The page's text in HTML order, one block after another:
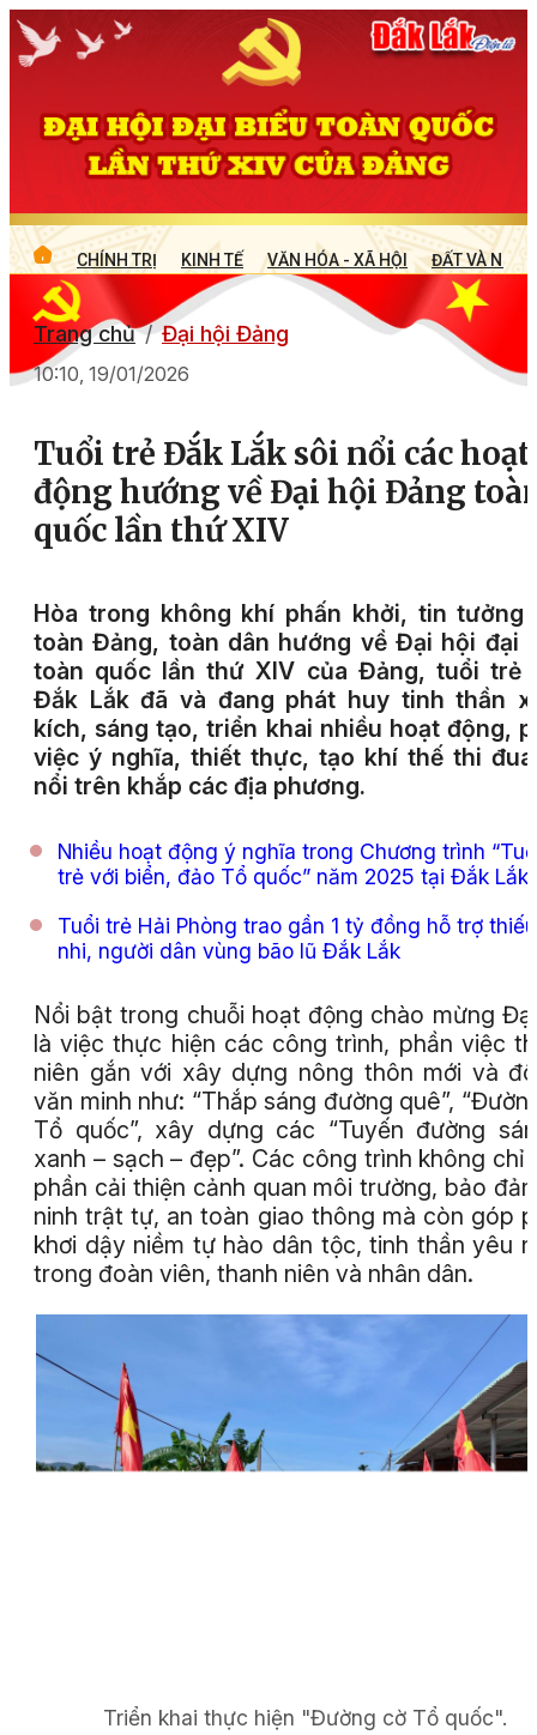
CHÍNH TRỊ KINH TẾ VĂN HÓA - XÃ HỘI ĐẤT VÀ
Trang chủ Đại hội Đảng
10:10, 19/01/2026
Tuổi trẻ Đắk Lắk sôi nổi các hoạt
động hướng về Đại hội Đảng
quốc lần thứ XIV
Hòa trong không khí phấn khởi, tin tưởng
toàn Đảng, toàn dân hướng về Đại hội đại
toàn quốc lần thứ XIV của Đảng, tuổi trẻ
Đắk Lắk đã và đang phát huy tinh thần
kích, sáng tạo, triển khai nhiều hoạt động,
việc ý nghĩa, thiết thực, tạo khí thế thi
nổi trên khắp các địa phương.
Nhiều hoạt động ý nghĩa trong Chương trình
trẻ với biển, đảo Tổ quốc” năm 2025 tại Đắk Lắk
Tuổi trẻ Hải Phòng trao gần 1 tỷ đồng hỗ trợ thiếu
nhi, người dân vùng bão lũ Đắk Lắk
Nổi bật trong chuỗi hoạt động chào mừng
là việc thực hiện các công trình, phần việc
niên gắn với xây dựng nông thôn mới và
văn minh như: “Thắp sáng đường quê”,
Tổ quốc”, xây dựng các “Tuyến đường
xanh – sạch – đẹp”. Các công trình không chỉ
phần cải thiện cảnh quan môi trường, bảo
ninh trật tự, an toàn giao thông mà còn góp
khơi dậy niềm tự hào dân tộc, tinh thần yêu
trong đoàn viên, thanh niên và nhân dân.
Triển khai thực hiện "Đường cờ Tổ quốc".